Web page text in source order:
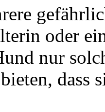
oder
nur
dass